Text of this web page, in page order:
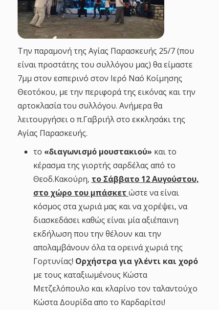
Την παραμονή της Αγίας Παρασκευής 25/7 (που
είναι προστάτης του συλλόγου μας) θα είμαστε
7μμ στον εσπερινό στον Ιερό Ναό Κοίμησης
Θεοτόκου, με την περιφορά της εικόνας και την
αρτοκλασία του συλλόγου. Ανήμερα θα
λειτουργήσει ο π.Γαβριήλ στο εκκλησάκι της
Αγίας Παρασκευής.
το «διαγωνισμό μουστακιού» και το
κέρασμα της γιορτής σαρδέλας από το
Θεοδ.Κακούρη, το Σάββατο12 Αυγούστου,
στο χώρο του μπάσκετ ώστε να είναι
κόσμος στα χωριά μας και να χορέψει, να
διασκεδάσει καθώς είναι μία αξιέπαινη
εκδήλωση που την θέλουν και την
απολαμβάνουν όλα τα ορεινά χωριά της
Γορτυνίας! Ορχήστρα για γλέντι και χορό
με τους καταξιωμένους Κώστα
Μετζελόπουλο και κλαρίνο τον ταλαντούχο
Κώστα Δουρίδα απο το Καρδαρίτσι!